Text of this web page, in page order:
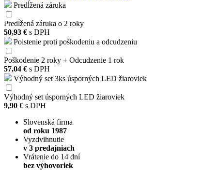
Predĺžená záruka
Predĺžená záruka o 2 roky
50,93 € s DPH
Poistenie proti poškodeniu a odcudzeniu
Poškodenie 2 roky + Odcudzenie 1 rok
57,04 € s DPH
Výhodný set 3ks úsporných LED žiaroviek
Výhodný set úsporných LED žiaroviek
9,90 € s DPH
Slovenská firma
od roku 1987
Vyzdvihnutie
v 3 predajniach
Vrátenie do 14 dní
bez výhovoriek